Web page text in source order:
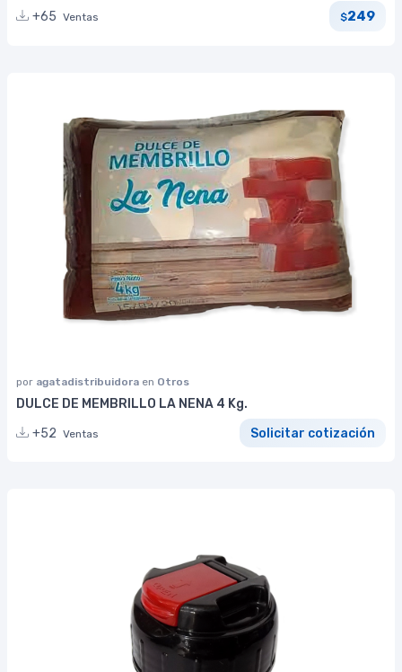
+65 Ventas $249
por agatadistribuidora en Otros
DULCE DE MEMBRILLO LA NENA 4 Kg.
+52 Ventas Solicitar cotización